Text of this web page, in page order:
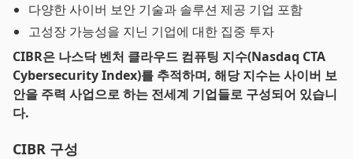
다양한 사이버 보안 기술과 솔루션 제공 기업 포함
고성장 가능성을 지닌 기업에 대한 집중 투자
CIBR은 나스닥 벤처 클라우드 컴퓨팅 지수(Nasdaq CTA
Cybersecurity Index)를 추적하며, 해당 지수는 사이버 보
안을 주력 사업으로 하는 전세계 기업들로 구성되어 있습니
다.
CIBR 구성